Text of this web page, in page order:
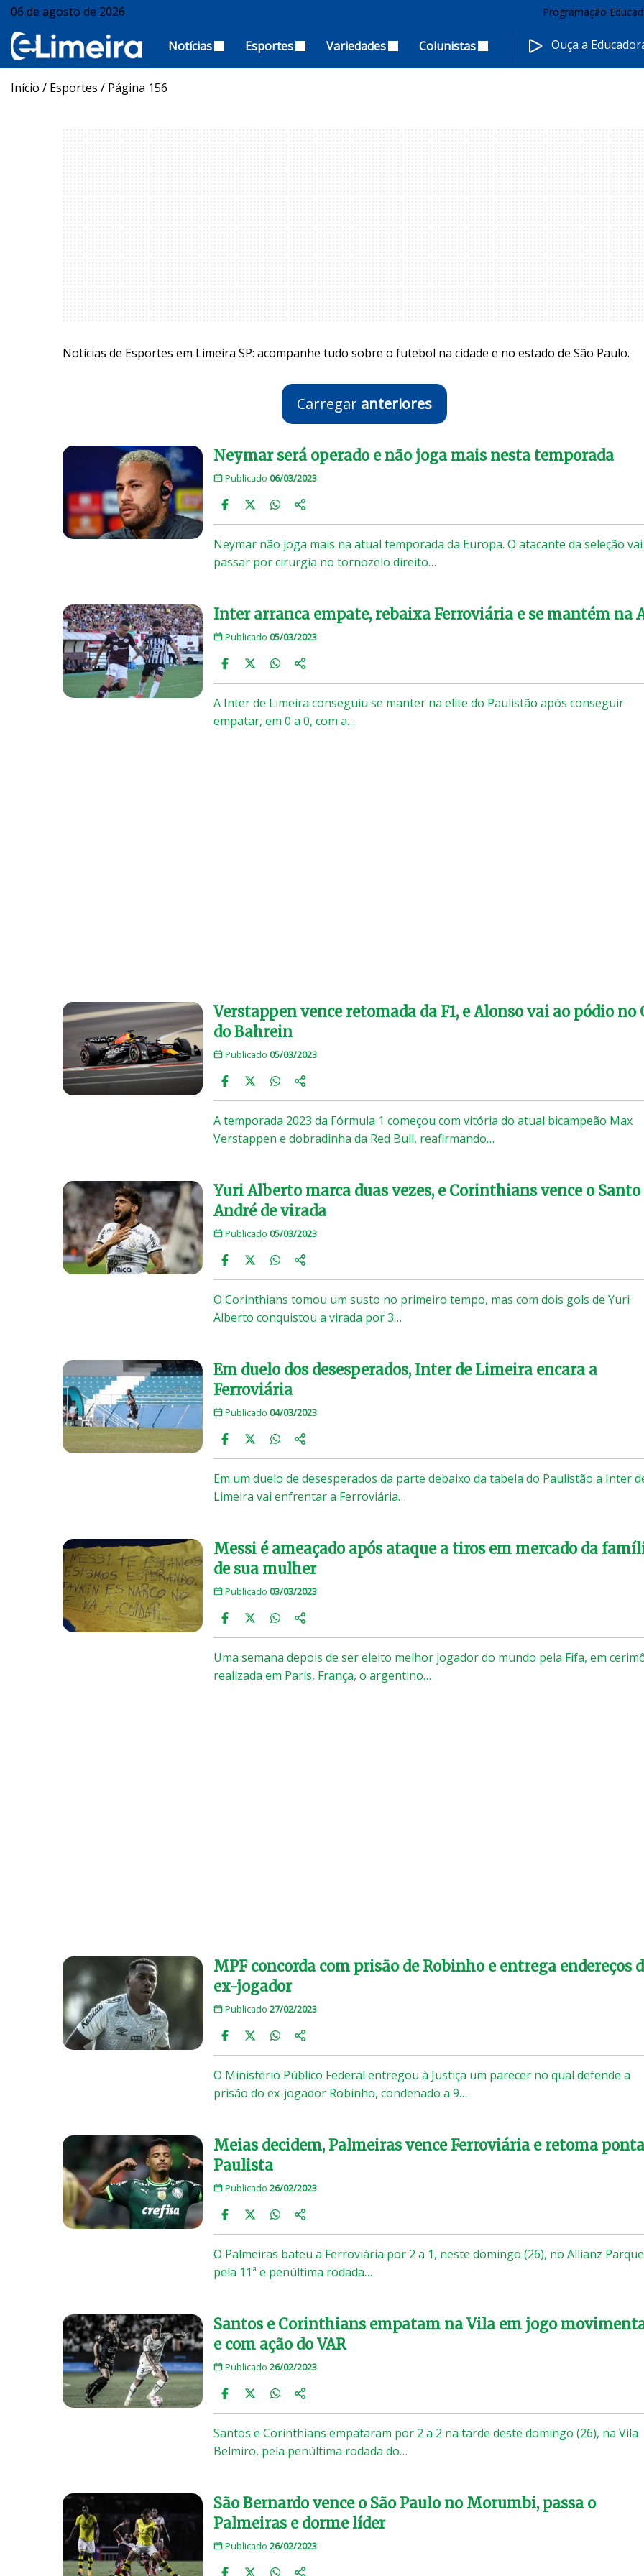
06 de agosto de 2026 Programação
Notícias Esportes Variedades Colunistas Ouça a
Início / Esportes / Página 156
Notícias de Esportes em Limeira SP: acompanhe tudo sobre o futebol na cidade e no estado de São Paulo.
Carregar anteriores
Neymar será operado e não joga mais nesta temporada
Publicado 06/03/2023
Neymar não joga mais na atual temporada da Europa. O atacante da seleção vai
passar por cirurgia no tornozelo direito…
Inter arranca empate, rebaixa Ferroviária e se mantém na
Publicado 05/03/2023
A Inter de Limeira conseguiu se manter na elite do Paulistão após conseguir
empatar, em 0 a 0, com a…
Verstappen vence retomada da F1, e Alonso vai ao pódio no
do Bahrein
Publicado 05/03/2023
A temporada 2023 da Fórmula 1 começou com vitória do atual bicampeão Max
Verstappen e dobradinha da Red Bull, reafirmando…
Yuri Alberto marca duas vezes, e Corinthians vence o Santo
André de virada
Publicado 05/03/2023
O Corinthians tomou um susto no primeiro tempo, mas com dois gols de Yuri
Alberto conquistou a virada por 3…
Em duelo dos desesperados, Inter de Limeira encara a
Ferroviária
Publicado 04/03/2023
Em um duelo de desesperados da parte debaixo da tabela do Paulistão a Inter
Limeira vai enfrentar a Ferroviária…
Messi é ameaçado após ataque a tiros em mercado da
de sua mulher
Publicado 03/03/2023
Uma semana depois de ser eleito melhor jogador do mundo pela Fifa, em
realizada em Paris, França, o argentino…
MPF concorda com prisão de Robinho e entrega endereços
ex-jogador
Publicado 27/02/2023
O Ministério Público Federal entregou à Justiça um parecer no qual defende a
prisão do ex-jogador Robinho, condenado a 9…
Meias decidem, Palmeiras vence Ferroviária e retoma
Paulista
Publicado 26/02/2023
O Palmeiras bateu a Ferroviária por 2 a 1, neste domingo (26), no Allianz
pela 11ª e penúltima rodada…
Santos e Corinthians empatam na Vila em jogo
e com ação do VAR
Publicado 26/02/2023
Santos e Corinthians empataram por 2 a 2 na tarde deste domingo (26), na Vila
Belmiro, pela penúltima rodada do…
São Bernardo vence o São Paulo no Morumbi, passa o
Palmeiras e dorme líder
Publicado 26/02/2023